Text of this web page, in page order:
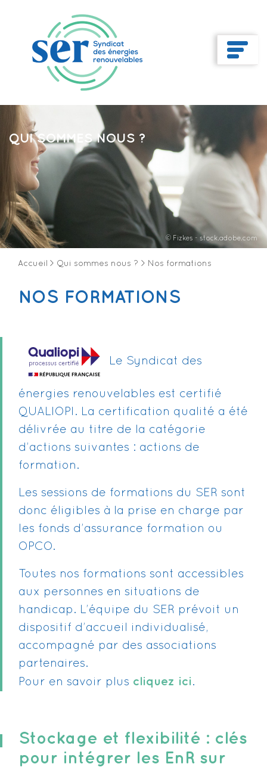
QUI SOMMES NOUS ?
© Fizkes - stock.adobe.com
Accueil > Qui sommes nous ? > Nos formations
NOS FORMATIONS
Le Syndicat des
énergies renouvelables est certifié
QUALIOPI. La certification qualité a été
délivrée au titre de la catégorie
d’actions suivantes : actions de
formation.
Les sessions de formations du SER sont
donc éligibles à la prise en charge par
les fonds d’assurance formation ou
OPCO.
Toutes nos formations sont accessibles
aux personnes en situations de
handicap. L’équipe du SER prévoit un
dispositif d’accueil individualisé,
accompagné par des associations
partenaires.
Pour en savoir plus cliquez ici.
Stockage et flexibilité : clés
pour intégrer les EnR sur